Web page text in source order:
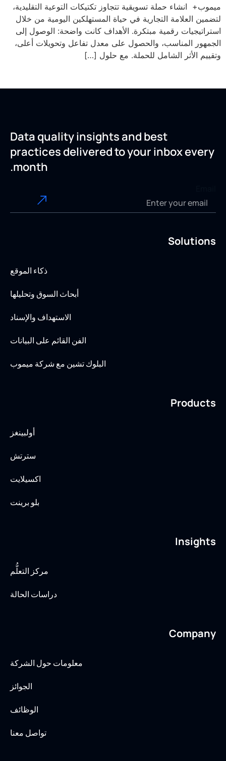
ميموب+ انشاء حملة تسويقية تتجاوز تكتيكات التوعية التقليدية،
لتضمين العلامة التجارية في حياة المستهلكين اليومية من خلال
استراتيجيات رقمية مبتكرة. الأهداف كانت واضحة: الوصول إلى
الجمهور المناسب، والحصول على معدل تفاعل وتحويلات أعلى،
وتقييم الأثر الشامل للحملة. مع حلول […]
Data quality insights and best
practices delivered to your inbox every
month.
Solutions
ذكاء الموقع
أبحاث السوق وتحليلها
الاستهداف والإسناد
الفن القائم على البيانات
البلوك تشين مع شركة ميموب
Products
أولبينغز
سترتش
اكسيلايت
بلو برينت
Insights
مركز التعلُّم
دراسات الحالة
Company
معلومات حول الشركة
الجوائز
الوظائف
تواصل معنا